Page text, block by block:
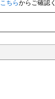
こちらからご確認